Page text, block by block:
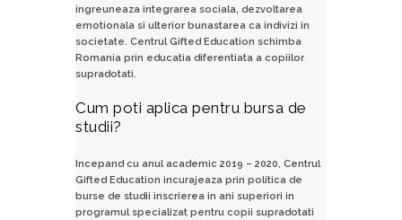
ingreuneaza integrarea sociala, dezvoltarea
emotionala si ulterior bunastarea ca indivizi in
societate. Centrul Gifted Education schimba
Romania prin educatia diferentiata a copiilor
supradotati.
Cum poti aplica pentru bursa de
studii?
Incepand cu anul academic 2019 – 2020, Centrul
Gifted Education incurajeaza prin politica de
burse de studii inscrierea in ani superiori in
programul specializat pentru copii supradotati